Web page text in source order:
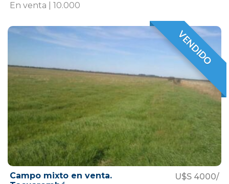
En venta | 10.000
VENDIDO
VENDIDO
Campo mixto en venta.
U$S 4000/